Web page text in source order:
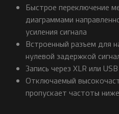
Быстрое переключение
диаграммами
усиления сигнала
Встроенный разъем для
нулевой задержкой
Запись через XLR или
Отключаемый
пропускает частоты